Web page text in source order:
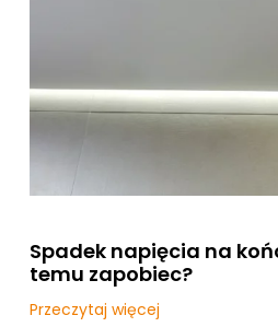
Spadek napięcia na
temu zapobiec?
Przeczytaj więcej